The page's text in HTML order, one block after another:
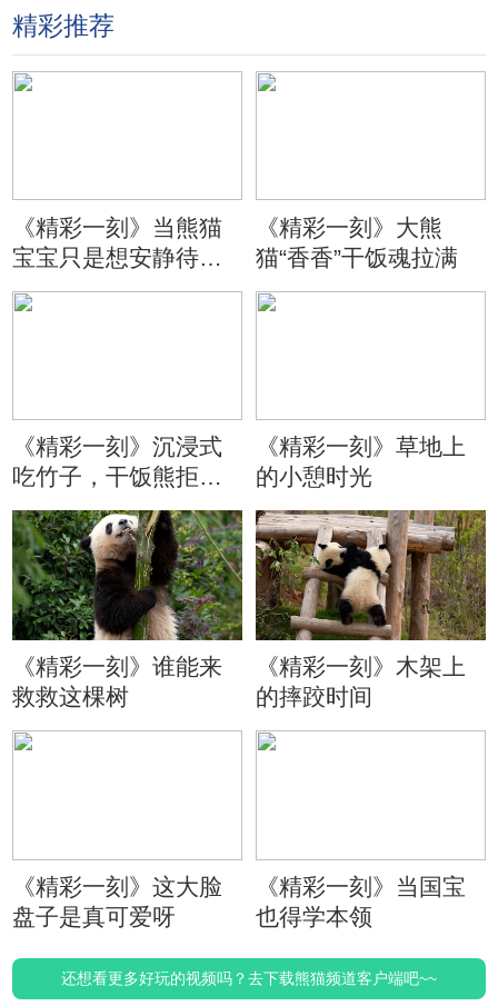
精彩推荐
《精彩一刻》当熊猫
宝宝只是想安静待会
儿
《精彩一刻》大熊
猫“香香”干饭魂拉满
《精彩一刻》沉浸式
吃竹子，干饭熊拒绝
分心
《精彩一刻》草地上
的小憩时光
《精彩一刻》谁能来
救救这棵树
《精彩一刻》木架上
的摔跤时间
《精彩一刻》这大脸
盘子是真可爱呀
《精彩一刻》当国宝
也得学本领
还想看更多好玩的视频吗？去下载熊猫频道客户端吧~~